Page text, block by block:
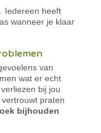
Iedereen heeft
wanneer je klaar
van
wat er echt
bij jou
praten
bijhouden